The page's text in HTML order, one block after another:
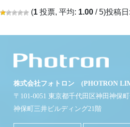
(1 投票, 平均: 1.00 / 5)投稿
株式会社フォトロン (PHOTRON
〒101-0051 東京都千代田区神田神保
神保町三井ビルディング21階